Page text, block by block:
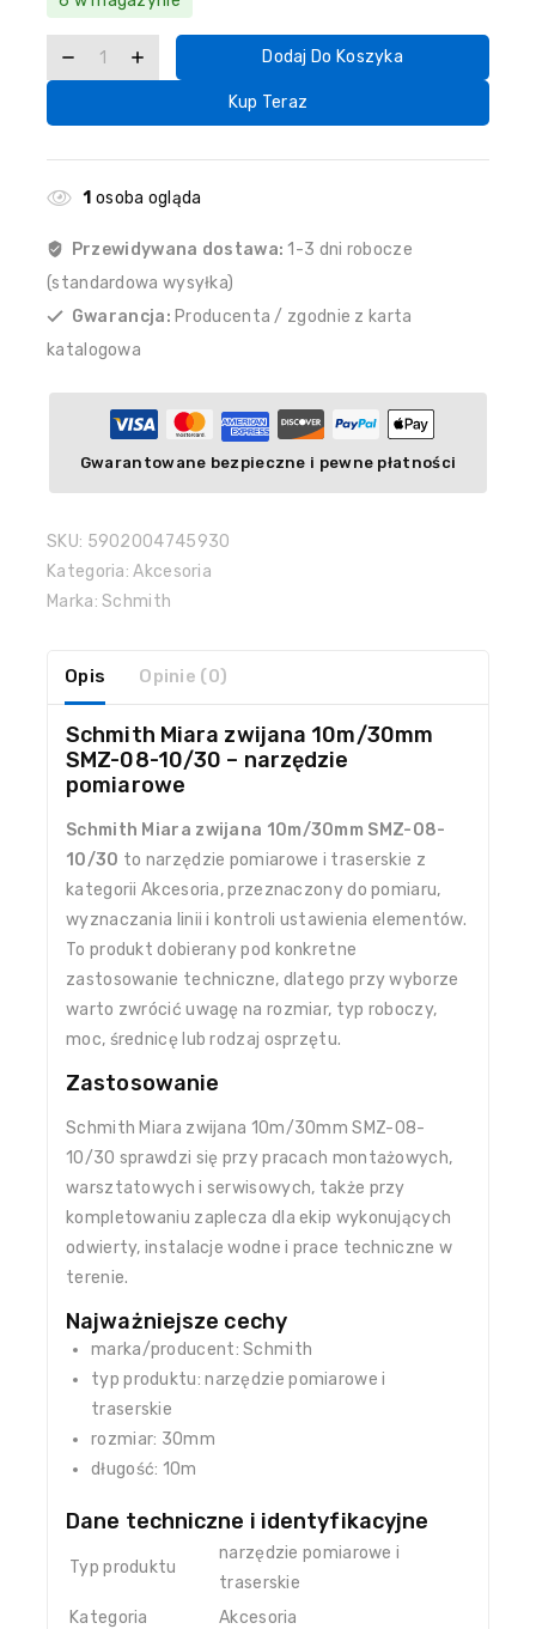
Dodaj Do Koszyka
Kup Teraz
1 osoba ogląda
Przewidywana dostawa: 1-3 dni robocze
(standardowa wysyłka)
Gwarancja: Producenta / zgodnie z karta
katalogowa
Gwarantowane bezpieczne i pewne płatności
SKU: 5902004745930
Kategoria:Akcesoria
Marka:Schmith
Opis Opinie (0)
Schmith Miara zwijana 10m/30mm
SMZ-08-10/30 – narzędzie
pomiarowe
Schmith Miara zwijana 10m/30mm SMZ-08-
10/30 to narzędzie pomiarowe i traserskie z
kategorii Akcesoria, przeznaczony do pomiaru,
wyznaczania linii i kontroli ustawienia elementów.
To produkt dobierany pod konkretne
zastosowanie techniczne, dlatego przy wyborze
warto zwrócić uwagę na rozmiar, typ roboczy,
moc, średnicę lub rodzaj osprzętu.
Zastosowanie
Schmith Miara zwijana 10m/30mm SMZ-08-
10/30 sprawdzi się przy pracach montażowych,
warsztatowych i serwisowych, także przy
kompletowaniu zaplecza dla ekip wykonujących
odwierty, instalacje wodne i prace techniczne w
terenie.
Najważniejsze cechy
marka/producent: Schmith
typ produktu: narzędzie pomiarowe i
traserskie
rozmiar: 30mm
długość: 10m
Dane techniczne i identyfikacyjne
Typ produktu
narzędzie pomiarowe i
traserskie
Kategoria
Akcesoria